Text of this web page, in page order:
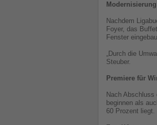
Nachdem
Foyer, das
Fenster
„Durch die
Steuber.
Premiere für
Nach
beginnen als
60 Prozent liegt.